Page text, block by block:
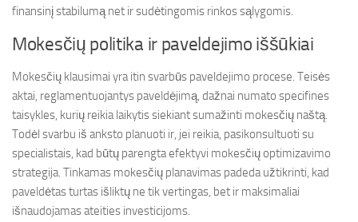
finansinį stabilumą net ir sudėtingomis rinkos sąlygomis.
Mokesčių politika ir paveldejimo iššūkiai
Mokesčių klausimai yra itin svarbūs paveldejimo procese. Teisės
aktai, reglamentuojantys paveldėjimą, dažnai numato specifines
taisykles, kurių reikia laikytis siekiant sumažinti mokesčių naštą.
Todėl svarbu iš anksto planuoti ir, jei reikia, pasikonsultuoti su
specialistais, kad būtų parengta efektyvi mokesčių optimizavimo
strategija. Tinkamas mokesčių planavimas padeda užtikrinti, kad
paveldėtas turtas išliktų ne tik vertingas, bet ir maksimaliai
išnaudojamas ateities investicijoms.